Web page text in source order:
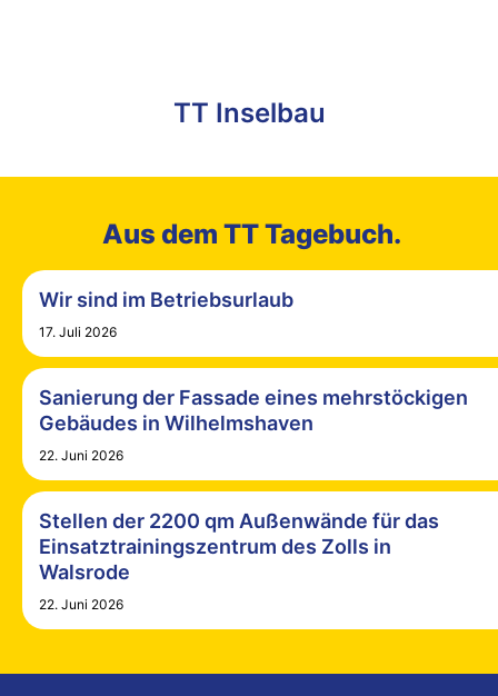
TT Inselbau
Aus dem TT Tagebuch.
Wir sind im Betriebsurlaub
17. Juli 2026
Sanierung der Fassade eines mehrstöckigen
Gebäudes in Wilhelmshaven
22. Juni 2026
Stellen der 2200 qm Außenwände für das
Einsatztrainingszentrum des Zolls in
Walsrode
22. Juni 2026